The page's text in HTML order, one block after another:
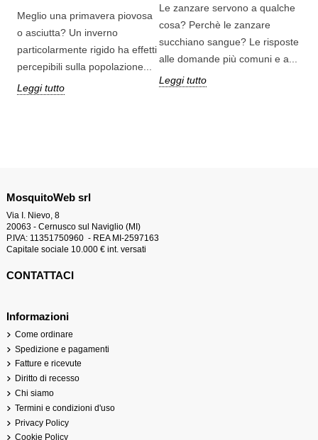
Meglio una primavera piovosa
o asciutta? Un inverno
particolarmente rigido ha effetti
percepibili sulla popolazione...
Leggi tutto
Le zanzare servono a qualche
cosa? Perchè le zanzare
succhiano sangue? Le risposte
alle domande più comuni e a...
Leggi tutto
MosquitoWeb srl
Via I. Nievo, 8
20063 - Cernusco sul Naviglio (MI)
P.IVA: 11351750960 - REA MI-2597163
Capitale sociale 10.000 € int. versati
CONTATTACI
Informazioni
Come ordinare
Spedizione e pagamenti
Fatture e ricevute
Diritto di recesso
Chi siamo
Termini e condizioni d'uso
Privacy Policy
Cookie Policy